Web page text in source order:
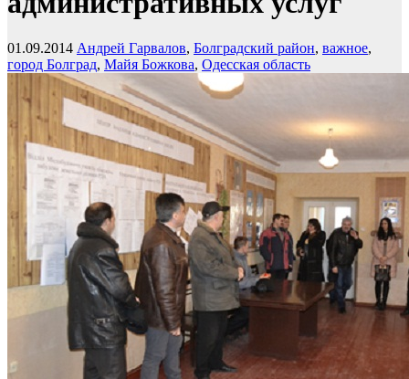
01.09.2014 Андрей Гарвалов, Болградский район, важное,
город Болград, Майя Божкова, Одесская область